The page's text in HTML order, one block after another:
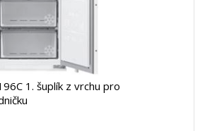
1. šuplík z vrchu pro